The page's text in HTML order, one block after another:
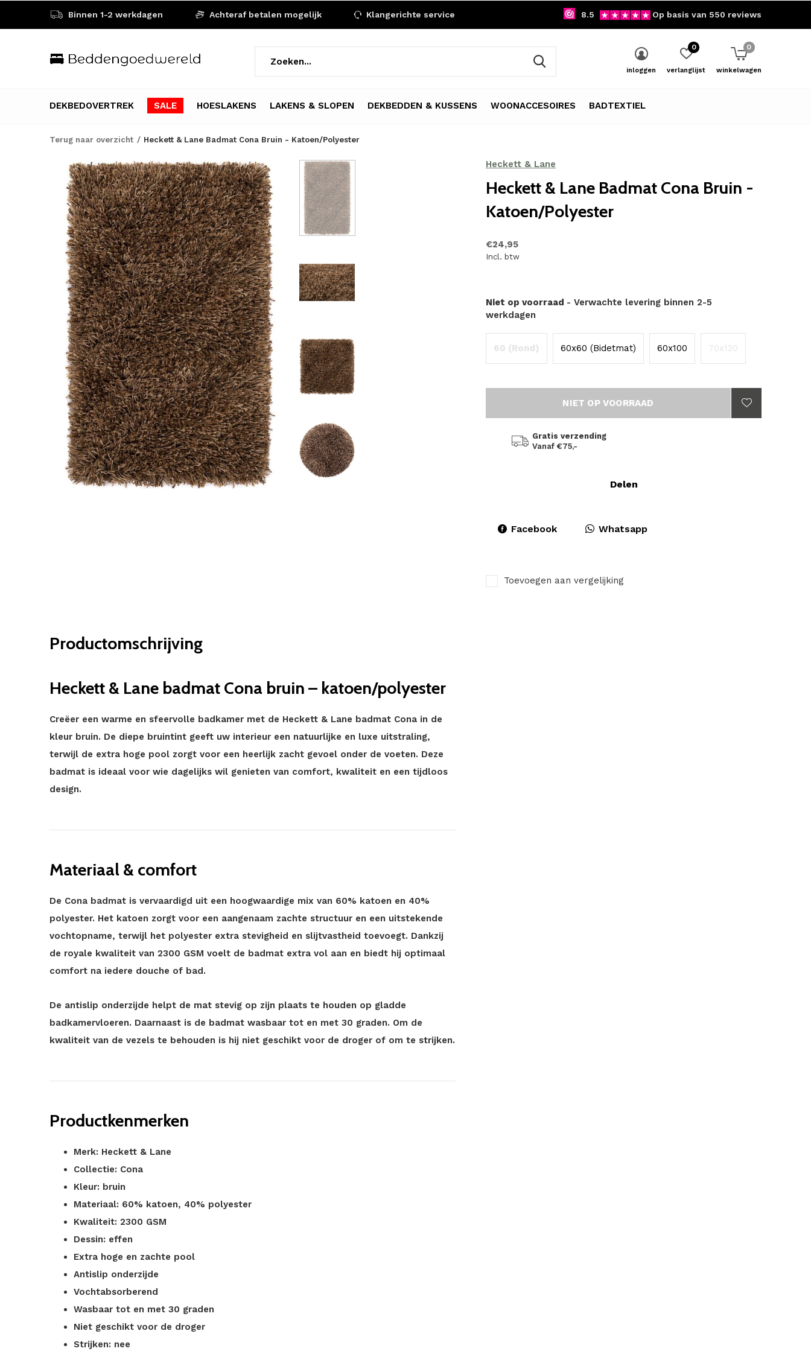
DEKBEDOVERTREK SALE HOESLAKENS LAKENS & SLOPEN DEKBEDDEN & KUSSENS WOONACCESOIRES BADTEXTIEL
inloggen verlanglijst
0
winkelwagen
0
Binnen 1-2 werkdagen Achteraf betalen mogelijk Klangerichte service 8.5 Op basis van 550 reviews
Terug naar overzicht Heckett & Lane Badmat Cona Bruin - Katoen/Polyester
Heckett & Lane
Heckett & Lane Badmat Cona Bruin -
Katoen/Polyester
€24,95
Incl. btw
Niet op voorraad - Verwachte levering binnen 2-5
werkdagen
60 (Rond) 60x60 (Bidetmat) 60x100 70x120
NIET OP VOORRAAD
Gratis verzending
Vanaf €75,-
Delen
Facebook Whatsapp
Toevoegen aan vergelijking
Productomschrijving
Heckett & Lane badmat Cona bruin – katoen/polyester
Creëer een warme en sfeervolle badkamer met de Heckett & Lane badmat Cona in de
kleur bruin. De diepe bruintint geeft uw interieur een natuurlijke en luxe uitstraling,
terwijl de extra hoge pool zorgt voor een heerlijk zacht gevoel onder de voeten. Deze
badmat is ideaal voor wie dagelijks wil genieten van comfort, kwaliteit en een tijdloos
design.
Materiaal & comfort
De Cona badmat is vervaardigd uit een hoogwaardige mix van 60% katoen en 40%
polyester. Het katoen zorgt voor een aangenaam zachte structuur en een uitstekende
vochtopname, terwijl het polyester extra stevigheid en slijtvastheid toevoegt. Dankzij
de royale kwaliteit van 2300 GSM voelt de badmat extra vol aan en biedt hij optimaal
comfort na iedere douche of bad.
De antislip onderzijde helpt de mat stevig op zijn plaats te houden op gladde
badkamervloeren. Daarnaast is de badmat wasbaar tot en met 30 graden. Om de
kwaliteit van de vezels te behouden is hij niet geschikt voor de droger of om te strijken.
Productkenmerken
Merk: Heckett & Lane
Collectie: Cona
Kleur: bruin
Materiaal: 60% katoen, 40% polyester
Kwaliteit: 2300 GSM
Dessin: effen
Extra hoge en zachte pool
Antislip onderzijde
Vochtabsorberend
Wasbaar tot en met 30 graden
Niet geschikt voor de droger
Strijken: nee